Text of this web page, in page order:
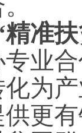
准
业
为
更